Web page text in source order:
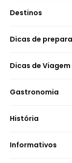
Destinos
Dicas de
Dicas de Viagem
Gastronomia
História
Informativos